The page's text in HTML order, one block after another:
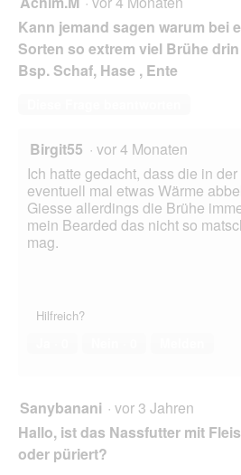
Kann jemand sagen warum bei
Sorten so extrem viel Brühe
Bsp. Schaf, Hase , Ente
Birgit55 · vor 4 Monaten
Ich hatte gedacht, dass die in
eventuell mal etwas Wärme
Giesse allerdings die Brühe
mein Bearded das nicht so
mag.
Hilfreich?
Sanybanani · vor 3 Jahren
Hallo, ist das Nassfutter mit
oder püriert?